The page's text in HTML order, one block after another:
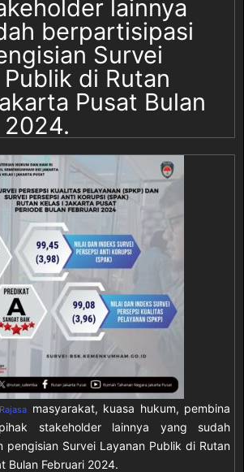
lainnya
berpartisipasi
Survei
di Rutan
Pusat Bulan
2024.
masyarakat, kuasa hukum, pembina
stakeholder lainnya yang sudah
pengisian Survei Layanan Publik di Rutan
Bulan Februari 2024.